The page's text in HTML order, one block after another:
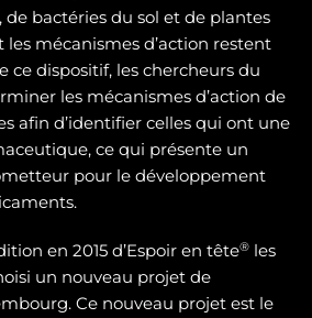
bactéries du sol et de plantes
mécanismes d’action restent
ce dispositif, les chercheurs du
les mécanismes d’action de
afin d’identifier celles qui ont une
ce qui présente un
pour le développement
en 2015 d’Espoir en tête® les
un nouveau projet de
Ce nouveau projet est le